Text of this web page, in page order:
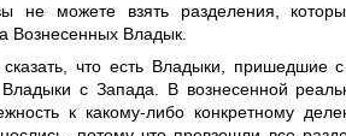
не можете взять разделения,
Вознесенных Владык.
что есть Владыки, пришедшие
с Запада. В вознесенной
к какому-либо конкретному